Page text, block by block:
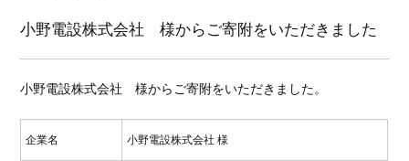
小野電設株式会社 様からご寄附をいただきました
小野電設株式会社 様からご寄附をいただきました。
企業名 小野電設株式会社 様